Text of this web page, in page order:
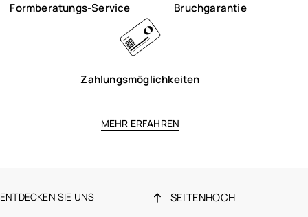
Formberatungs-Service Bruchgarantie
Zahlungsmöglichkeiten
MEHR ERFAHREN
ENTDECKEN SIE UNS SEITENHOCH